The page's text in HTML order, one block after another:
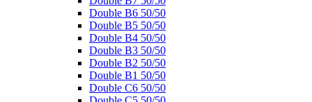
Double B6 50/50
Double B5 50/50
Double B4 50/50
Double B3 50/50
Double B2 50/50
Double B1 50/50
Double C6 50/50